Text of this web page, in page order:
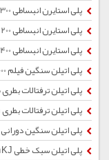
پلی استایرن انبساطی 300
پلی استایرن انبساطی 200
پلی استایرن انبساطی 400
پلی اتیلن سنگین فیلم F7000
پلی اتیلن ترفتالات بطری BG845
پلی اتیلن ترفتالات بطری BG821
پلی اتیلن سنگین دورانی 3840UA
پلی اتیلن سبک خطی 0209KJ